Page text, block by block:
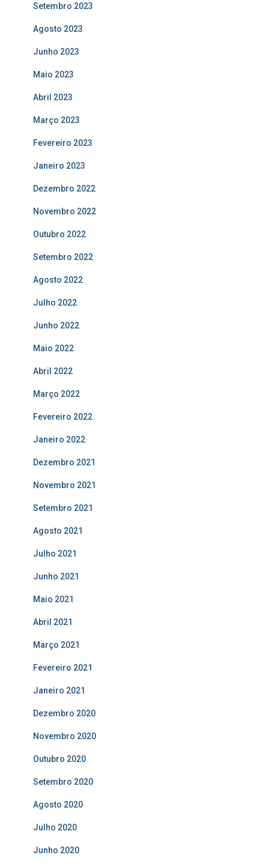
Setembro 2023
Agosto 2023
Junho 2023
Maio 2023
Abril 2023
Março 2023
Fevereiro 2023
Janeiro 2023
Dezembro 2022
Novembro 2022
Outubro 2022
Setembro 2022
Agosto 2022
Julho 2022
Junho 2022
Maio 2022
Abril 2022
Março 2022
Fevereiro 2022
Janeiro 2022
Dezembro 2021
Novembro 2021
Setembro 2021
Agosto 2021
Julho 2021
Junho 2021
Maio 2021
Abril 2021
Março 2021
Fevereiro 2021
Janeiro 2021
Dezembro 2020
Novembro 2020
Outubro 2020
Setembro 2020
Agosto 2020
Julho 2020
Junho 2020